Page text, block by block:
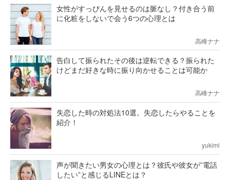
女性がすっぴんを見せるのは脈なし？付き合う前
に化粧をしないで会う6つの心理とは
高峰ナナ
告白して振られたその後は逆転できる？振られた
けどまだ好きな時に振り向かせることは可能か
高峰ナナ
失恋した時の対処法10選。失恋したらやることを
紹介！
yukimi
声が聞きたい男女の心理とは？彼氏や彼女が”電話
したい”と感じるLINEとは？